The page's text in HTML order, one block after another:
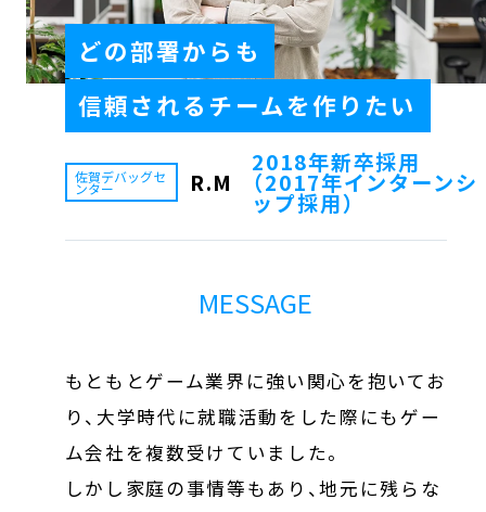
佐賀デバッグセンターとは
佐賀スタジオとは
どの部署からも
信頼されるチームを作りたい
佐賀デバッグセ
ンター R.M
2018年新卒採用
（2017年インターンシ
ップ採用）
MESSAGE
もともとゲーム業界に強い関心を抱いてお
り、大学時代に就職活動をした際にもゲー
ム会社を複数受けていました。
しかし家庭の事情等もあり、地元に残らな